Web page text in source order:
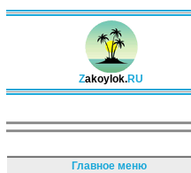
Zakoylok.RU
Главное меню